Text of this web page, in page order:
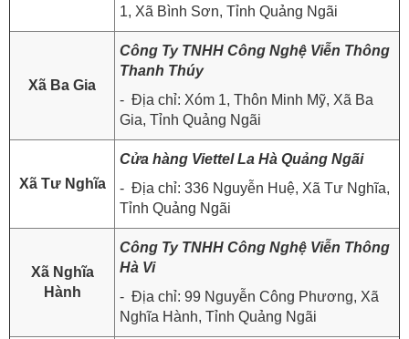
1, Xã Bình Sơn, Tỉnh Quảng Ngãi
Xã Ba Gia
Công Ty TNHH Công Nghệ Viễn Thông
Thanh Thúy
- Địa chỉ: Xóm 1, Thôn Minh Mỹ, Xã Ba
Gia, Tỉnh Quảng Ngãi
Xã Tư Nghĩa
Cửa hàng Viettel La Hà Quảng Ngãi
- Địa chỉ: 336 Nguyễn Huệ, Xã Tư Nghĩa,
Tỉnh Quảng Ngãi
Xã Nghĩa
Hành
Công Ty TNHH Công Nghệ Viễn Thông
Hà Vi
- Địa chỉ: 99 Nguyễn Công Phương, Xã
Nghĩa Hành, Tỉnh Quảng Ngãi